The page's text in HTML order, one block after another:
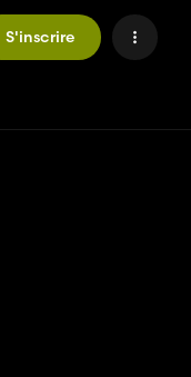
S'inscrire